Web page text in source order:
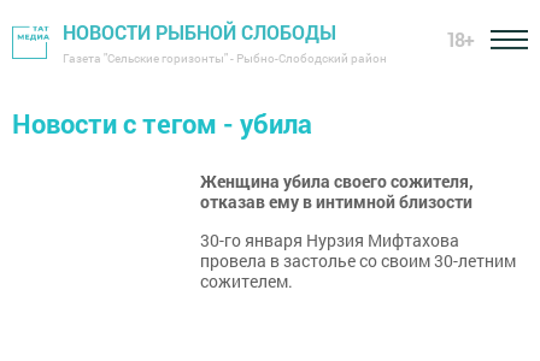
НОВОСТИ РЫБНОЙ СЛОБОДЫ
Газета "Сельские горизонты" - Рыбно-Слободский район
18+
Новости с тегом - убила
Женщина убила своего сожителя,
отказав ему в интимной близости
30-го января Нурзия Мифтахова
провела в застолье со своим 30-летним
сожителем.